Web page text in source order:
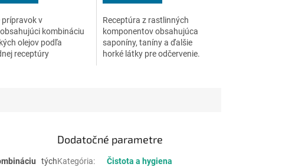
prípravok v
kombináciu
olejov podľa
receptúry
Receptúra ​​z rastlinných
komponentov obsahujúca
saponíny, taníny a ďalšie
horké látky pre odčervenie.
tých
Dodatočné parametre
Kategória:
Čistota a hygiena